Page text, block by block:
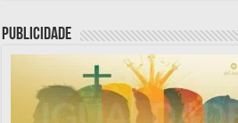
PUBLICIDADE